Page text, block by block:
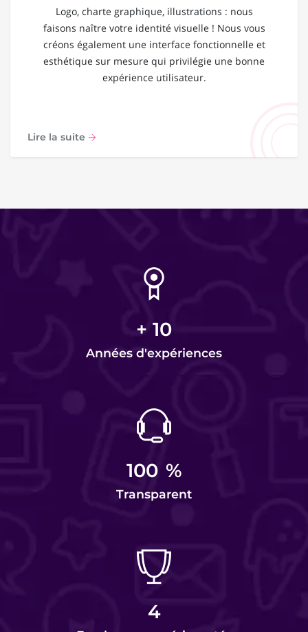
Logo, charte graphique, illustrations : nous
faisons naître votre identité visuelle ! Nous vous
créons également une interface fonctionnelle et
esthétique sur mesure qui privilégie une bonne
expérience utilisateur.
Lire la suite
+ 10
Années d'expériences
100 %
Transparent
4